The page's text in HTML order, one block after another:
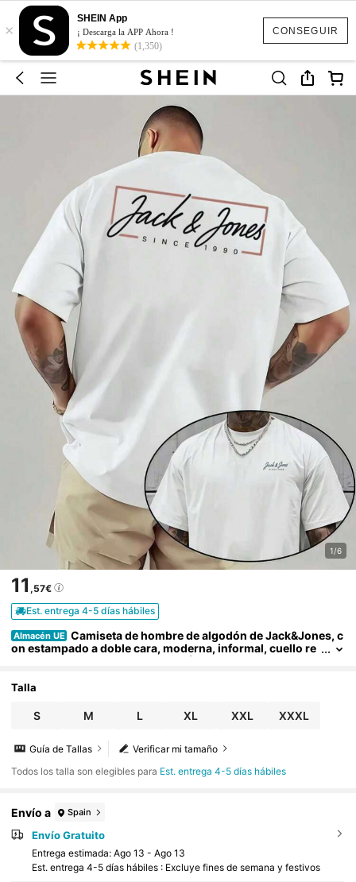
CONSEGUIR
×
SHEIN App
¡ Descarga la APP Ahora !
(1,350)
1/6
11 ,57€
Est. entrega 4-5 días hábiles
Almacén UE Camiseta de hombre de algodón de Jack&Jones, c
on estampado a doble cara, moderna, informal, cuello re
dondo, 220 g/m2, algodón puro (1 unidad).
Talla
S M L XL XXL XXXL
Verificar mi tamaño
Guía de Tallas
Todos los talla son elegibles para Est. entrega 4-5 días hábiles
Envío a Spain
Envío Gratuito
Entrega estimada: Ago 13 - Ago 13
Est. entrega 4-5 días hábiles : Excluye fines de semana y festivos